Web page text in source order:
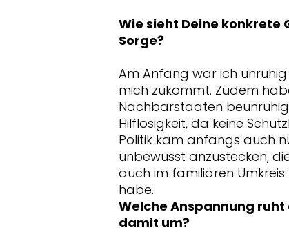
Wie sieht Deine konkrete
Sorge?
Am Anfang war ich
mich zukommt. Zudem
Nachbarstaaten
Hilflosigkeit, da keine
Politik kam anfangs auch
unbewusst anzustecken,
auch im familiären
habe.
Welche Anspannung
damit um?